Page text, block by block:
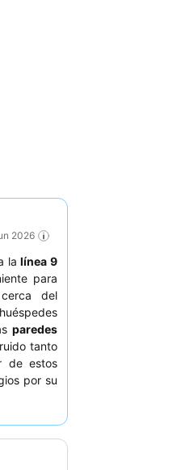
2026
lalínea 9
para
del
paredes
tanto
de estos
por su
es